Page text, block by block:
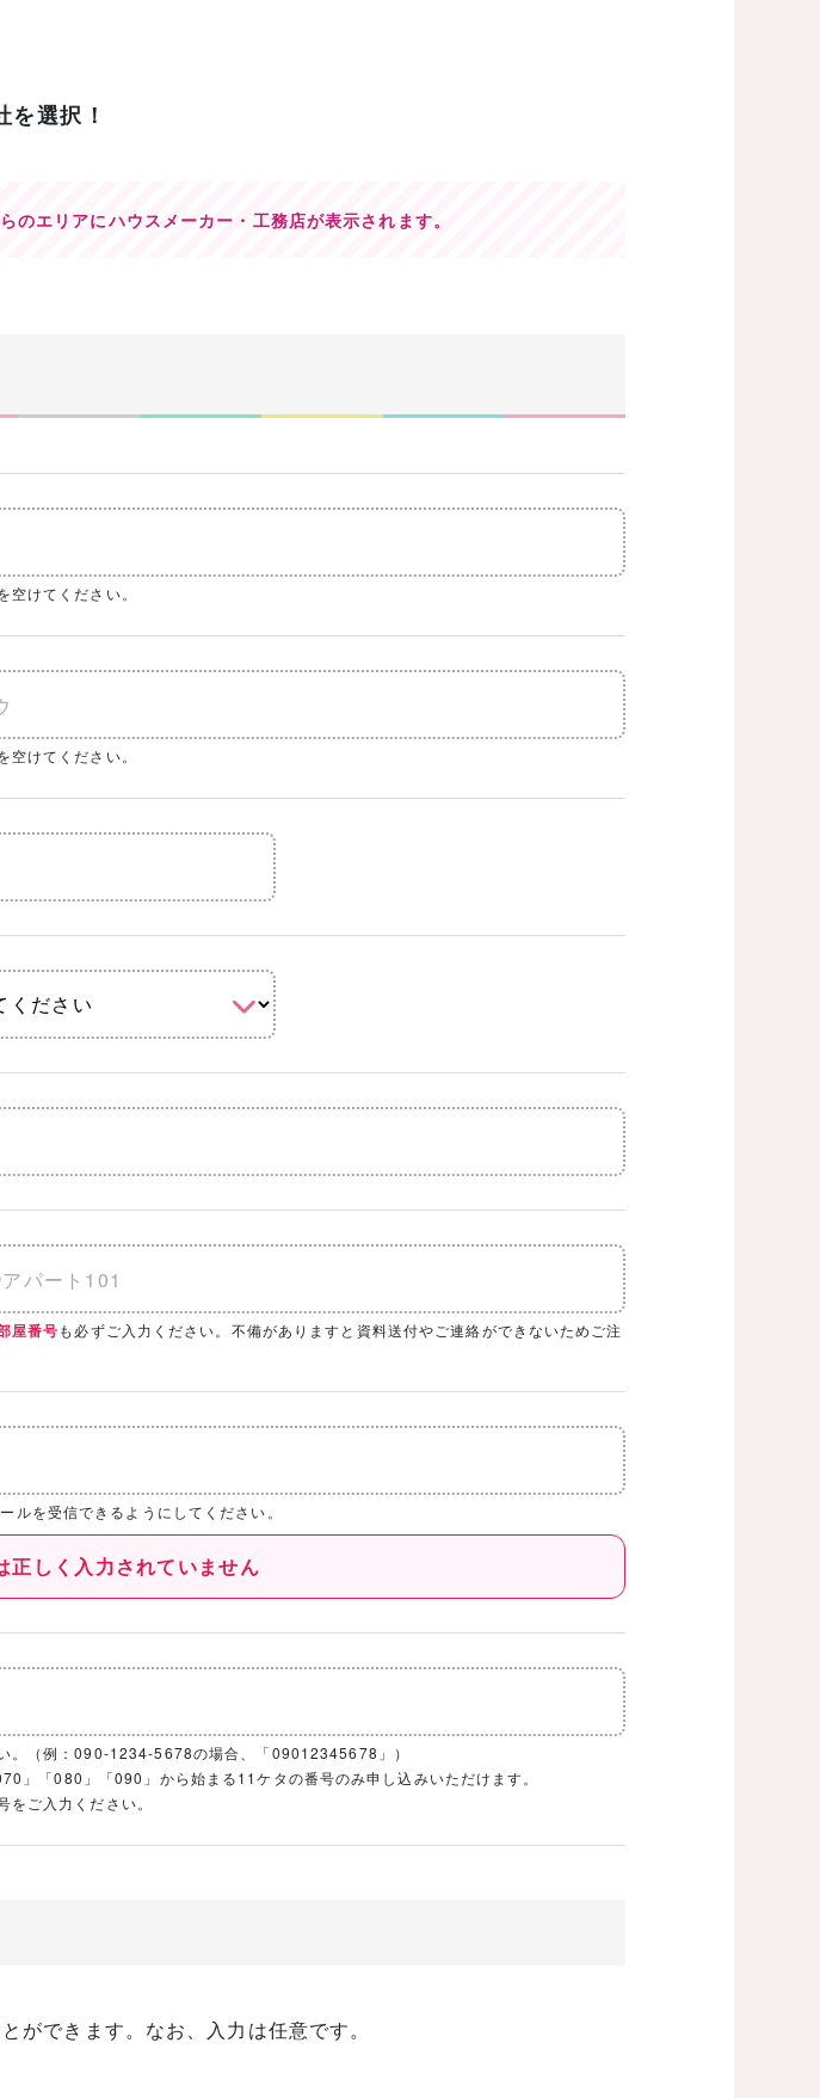
を選択！
のエリアにハウスメーカー・工務店が表示されます。
けてください。
けてください。
屋番号も必ずご入力ください。不備がありますと資料送付やご連絡ができないためご注
を受信できるようにしてください。
正しく入力されていません
。（例：090-1234-5678の場合、「09012345678」）
」「080」「090」から始まる11ケタの番号のみ申し込みいただけます。
ご入力ください。
ができます。なお、入力は任意です。